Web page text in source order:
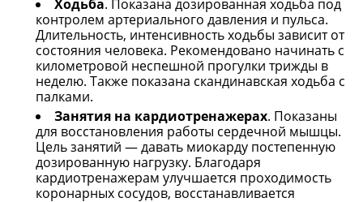
Ходьба. Показана дозированная ходьба под
контролем артериального давления и пульса.
Длительность, интенсивность ходьбы зависит от
состояния человека. Рекомендовано начинать с
километровой неспешной прогулки трижды в
неделю. Также показана скандинавская ходьба с
палками.
Занятия на кардиотренажерах. Показаны
для восстановления работы сердечной мышцы.
Цель занятий — давать миокарду постепенную
дозированную нагрузку. Благодаря
кардиотренажерам улучшается проходимость
коронарных сосудов, восстанавливается